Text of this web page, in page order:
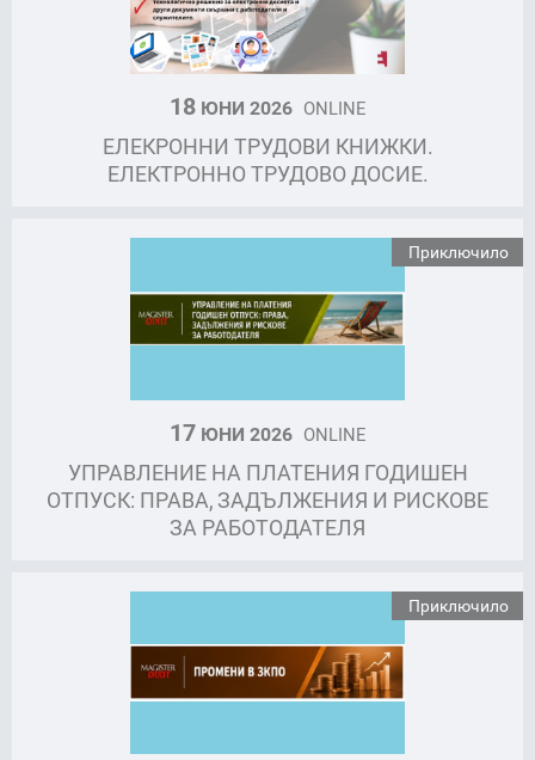
18 ЮНИ 2026 ONLINE
ЕЛЕКРОННИ ТРУДОВИ КНИЖКИ.
ЕЛЕКТРОННО ТРУДОВО ДОСИЕ.
Приключило
17 ЮНИ 2026 ONLINE
УПРАВЛЕНИЕ НА ПЛАТЕНИЯ ГОДИШЕН
ОТПУСК: ПРАВА, ЗАДЪЛЖЕНИЯ И РИСКОВЕ
ЗА РАБОТОДАТЕЛЯ
Приключило